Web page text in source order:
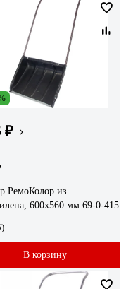
₽
РемоКолор из
600x560 мм 69-0-415
В корзину